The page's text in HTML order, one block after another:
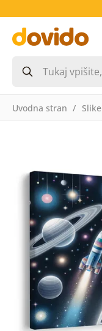
Uvodna stran Slike